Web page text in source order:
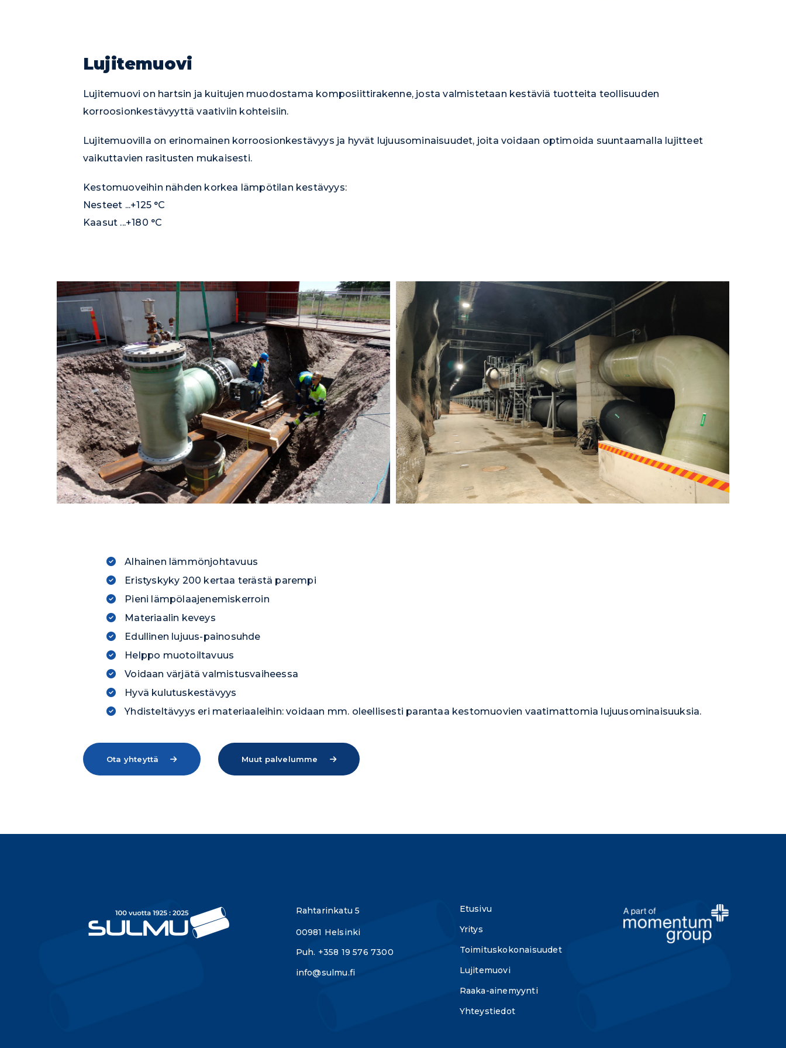
Lujitemuovi
Lujitemuovi on hartsin ja kuitujen muodostama komposiittirakenne, josta valmistetaan kestäviä tuotteita teollisuuden
korroosionkestävyyttä vaativiin kohteisiin.
Lujitemuovilla on erinomainen korroosionkestävyys ja hyvät lujuusominaisuudet, joita voidaan optimoida suuntaamalla lujitteet
vaikuttavien rasitusten mukaisesti.
Kestomuoveihin nähden korkea lämpötilan kestävyys:
Nesteet ...+125 °C
Kaasut ...+180 °C
Alhainen lämmönjohtavuus
Eristyskyky 200 kertaa terästä parempi
Pieni lämpölaajenemiskerroin
Materiaalin keveys
Edullinen lujuus-painosuhde
Helppo muotoiltavuus
Voidaan värjätä valmistusvaiheessa
Hyvä kulutuskestävyys
Yhdisteltävyys eri materiaaleihin: voidaan mm. oleellisesti parantaa kestomuovien vaatimattomia lujuusominaisuuksia.
Ota yhteyttä Muut palvelumme
Rahtarinkatu 5
00981 Helsinki
Puh. +358 19 576 7300
info@sulmu.fi
Etusivu
Yritys
Toimituskokonaisuudet
Lujitemuovi
Raaka-ainemyynti
Yhteystiedot